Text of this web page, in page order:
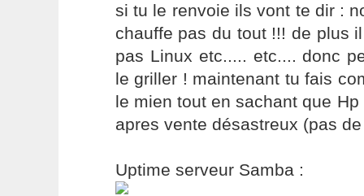
si tu le renvoie ils vont te dir :
chauffe pas du tout !!! de plus
pas Linux etc..... etc.... donc
le griller ! maintenant tu fais
le mien tout en sachant que
apres vente désastreux (pas
Uptime serveur Samba :